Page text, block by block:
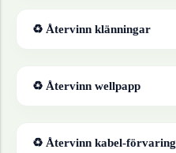
♻ Återvinn klänningar
♻ Återvinn wellpapp
♻ Återvinn kabel-förvaring